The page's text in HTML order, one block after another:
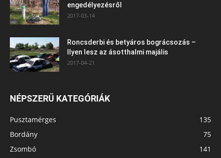
engedélyezésről
2017-03-14
Roncsderbi és betyáros bográcsozás –
Ilyen lesz az ásotthalmi majális
2017-04-21
NÉPSZERŰ KATEGÓRIÁK
Pusztamérges
135
Bordány
75
Zsombó
141